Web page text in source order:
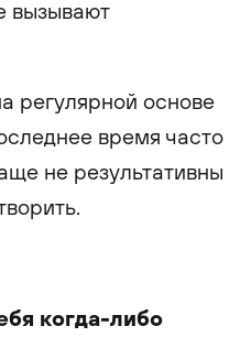
вызывают
регулярной основе
время часто
не результативны
когда-либо